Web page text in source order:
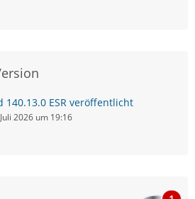
ESR veröffentlicht
2026 um 19:16